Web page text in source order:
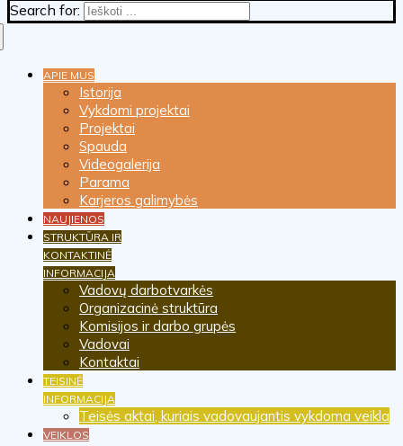
Search for:
APIE MUS
Istorija
Vykdomi projektai
Projektai
Spauda
Videogalerija
Parama
Karjeros galimybės
NAUJIENOS
STRUKTŪRA IR
KONTAKTINĖ
INFORMACIJA
Vadovų darbotvarkės
Organizacinė struktūra
Komisijos ir darbo grupės
Vadovai
Kontaktai
TEISINĖ
INFORMACIJA
Teisės aktai, kuriais vadovaujantis vykdoma veikla
VEIKLOS